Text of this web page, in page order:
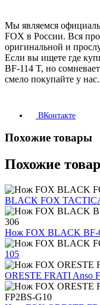
Мы являемся
FOX в России. Вся
оригинальной и
Если вы ищете где
BF-114 T, но
смело покупайте у нас.
ВКонтакте
Похожие товары
Похожие
BLACK FOX
Нож FOX BLACK BF-
105
ORESTE FRATI Anso